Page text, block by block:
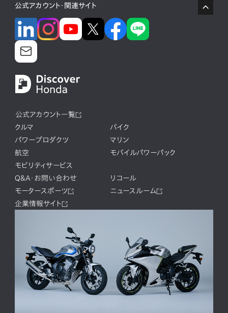
公式アカウント・関連サイト
公式アカウント一覧
クルマ
バイク
パワープロダクツ
マリン
航空
モバイルパワーパック
モビリティサービス
Q&A・お問い合わせ
リコール
モータースポーツ
ニュースルーム
企業情報サイト